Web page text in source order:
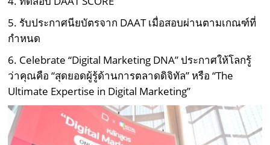
5. รับประกาศนียบัตรจาก DAAT เมื่อสอบผ่านตามเกณฑ์ที่
กำหนด
6. Celebrate “Digital Marketing DNA” ประกาศให้โลกรู้
ว่าคุณคือ “สุดยอดผู้รู้ด้านการตลาดดิจิทัล” หรือ “The
Ultimate Expertise in Digital Marketing”